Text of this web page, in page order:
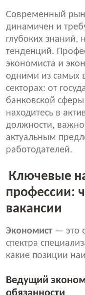
Современный
динамичен и
глубоких знаний,
тенденций.
экономиста и
одними из самых
секторах: от
банковской
находитесь в
должности,
актуальным
работодателей.
Ключевые
профессии:
вакансии
Экономист — это
спектра
какие позиции
Ведущий